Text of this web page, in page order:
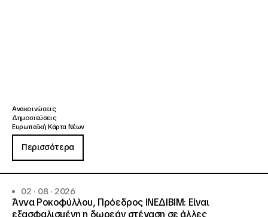
Ανακοινώσεις
Δημοσιεύσεις
Ευρωπαϊκή Κάρτα Νέων
Περισσότερα
02 · 08 · 2026
Άννα Ροκοφύλλου, Πρόεδρος ΙΝΕΔΙΒΙΜ: Είναι
εξασφαλισμένη η δωρεάν στέγαση σε άλλες